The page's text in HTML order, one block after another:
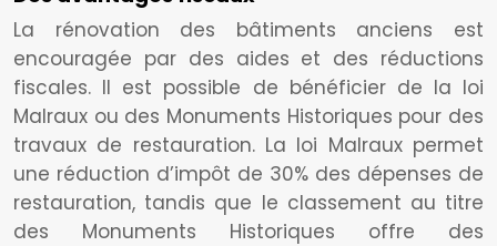
La rénovation des bâtiments anciens est
encouragée par des aides et des réductions
fiscales. Il est possible de bénéficier de la loi
Malraux ou des Monuments Historiques pour des
travaux de restauration. La loi Malraux permet
une réduction d’impôt de 30% des dépenses de
restauration, tandis que le classement au titre
des Monuments Historiques offre des